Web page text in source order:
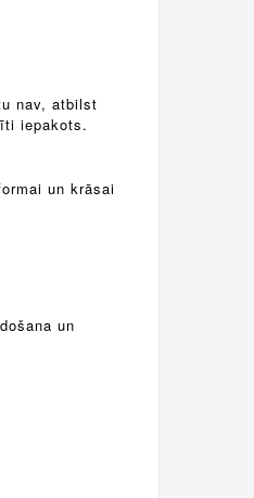
nav, atbilst
iepakots.
un krāsai
un